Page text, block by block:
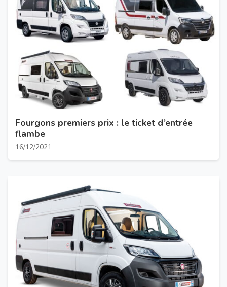
Fourgons premiers prix : le ticket d’entrée
flambe
16/12/2021